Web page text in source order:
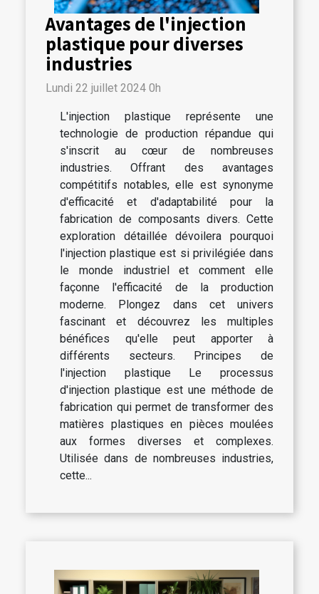
Avantages de l'injection
plastique pour diverses
industries
Lundi 22 juillet 2024 0h
L'injection plastique représente une
technologie de production répandue qui
s'inscrit au cœur de nombreuses
industries. Offrant des avantages
compétitifs notables, elle est synonyme
d'efficacité et d'adaptabilité pour la
fabrication de composants divers. Cette
exploration détaillée dévoilera pourquoi
l'injection plastique est si privilégiée dans
le monde industriel et comment elle
façonne l'efficacité de la production
moderne. Plongez dans cet univers
fascinant et découvrez les multiples
bénéfices qu'elle peut apporter à
différents secteurs. Principes de
l'injection plastique Le processus
d'injection plastique est une méthode de
fabrication qui permet de transformer des
matières plastiques en pièces moulées
aux formes diverses et complexes.
Utilisée dans de nombreuses industries,
cette...